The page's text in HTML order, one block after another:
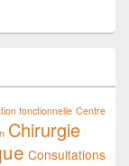
fonctionnelle Centre
Chirurgie
Consultations